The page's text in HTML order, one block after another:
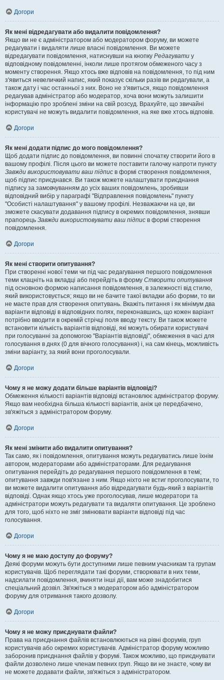
Догори
Як мені відредагувати або видалити повідомлення?
Якщо ви не є адміністратором або модератором форуму, ви можете
редагувати і видаляти лише власні повідомлення. Ви можете
відредагувати повідомлення, натиснувши на кнопку Редагувати у
відповідному повідомленні, інколи лише протягом обмеженого часу з
моменту створення. Якщо хтось вже відповів на повідомлення, то під ним
з'явиться невеличкий напис, який показує скільки разів ви редагували, а
також дату і час останньої з них. Воно не з'явиться, якщо повідомлення
редагував адміністратор або модератор, хоча вони можуть залишити
інформацію про зроблені зміни на свій розсуд. Врахуйте, що звичайні
користувачі не можуть видалити повідомлення, на яке вже хтось відповів.
Догори
Як мені додати підпис до мого повідомлення?
Щоб додати підпис до повідомлення, ви повинні спочатку створити його в
вашому профілі. Після цього ви можете поставити галочку напроти пункту
Завжди використовувати ваш підпис в формі створення повідомлення,
щоб підпис приєднався. Ви також можете налаштувати приєднання
підпису за замовчуванням до усіх ваших повідомлень, зробивши
відповідний вибір у параграфі "Відправлення повідомлень" пункту
"Особисті налаштування" у вашому профілі. Незважаючи на це, ви
зможете скасувати додавання підпису в окремих повідомлення, знявши
прапорець Завжди використовувати ваш підпис в формі створення
повідомлення.
Догори
Як мені створити опитування?
При створенні нової теми чи під час редагування першого повідомлення
теми клацніть на вкладці або перейдіть в форму Створити опитування
під основною формою написання повідомлення, в залежності від стилю,
який використовується; якщо ви не бачите такої вкладки або форми, то ви
не маєте прав для створення опитувань. Вкажіть питання і як мінімум два
варіанти відповіді в відповідних полях, переконавшись, що кожен варіант
потрібно вводити в окремій стрічці поля вводу тексту. Ви також можете
встановити кількість варіантів відповіді, які можуть обирати користувачі
при голосуванні за допомогою "Варіантів відповіді", обмеження в часі для
голосування в днях (0 для вічного голосування) і, на сам кінець, можливість
зміни варіанту, за який вони проголосували.
Догори
Чому я не можу додати більше варіантів відповіді?
Обмеження кількості варіантів відповіді встановлює адміністратор форуму.
Якщо вам необхідна більша кількості варіантів, аніж це передбачено,
зв'яжіться з адміністратором форуму.
Догори
Як мені змінити або видалити опитування?
Так само, як і повідомлення, опитування можуть редагуватись лише їхнім
автором, модераторами або адміністраторами. Для редагування
опитування перейдіть до редагування першого повідомлення в темі;
опитування завжди пов'язане з ним. Якщо ніхто не встиг проголосувати, то
ви можете видалити опитування або відредагувати будь-який з варіантів
відповіді. Однак якщо хтось уже проголосував, лише модератори та
адміністратори можуть редагувати та видаляти опитування. Це зроблено
для того, щоб ніхто не зміг змінювати варіанти відповіді під час
голосування.
Догори
Чому я не маю доступу до форуму?
Деякі форуми можуть бути доступними лише певним учасникам та групам
користувачів. Щоб переглядати такі форуми, створювати в них теми,
надсилати повідомлення, вчиняти інші дії, вам може знадобитися
спеціальний дозвіл. Зв'яжіться з модератором або адміністратором
форуму для отримання такого дозволу.
Догори
Чому я не можу приєднувати файли?
Права на приєднання файлів встановлюються на рівні форумів, груп
користувачів або окремих користувачів. Адміністратор форуму можливо
заборонив приєднання файлів у форумі. Також можливо, що приєднувати
файли дозволено лише членам певних груп. Якщо ви не знаєте, чому ви
не можете додавати файли, зв'яжіться з адміністратором.